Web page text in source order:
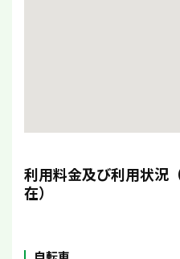
利用料金及び利用状況
在）